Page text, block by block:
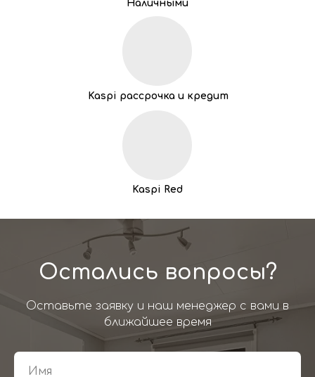
Наличными
Kaspi рассрочка и кредит
Kaspi Red
Остались вопросы?
Оставьте заявку и наш менеджер с вами в
ближайшее время